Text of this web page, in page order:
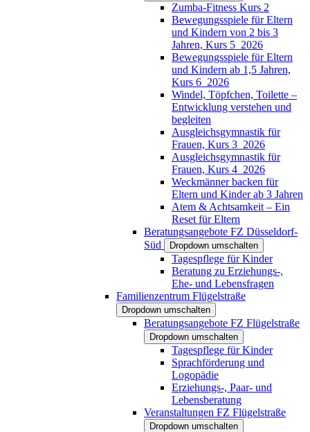
Zumba-Fitness Kurs 2
Bewegungsspiele für Eltern
und Kindern von 2 bis 3
Jahren, Kurs 5_2026
Bewegungsspiele für Eltern
und Kindern ab 1,5 Jahren,
Kurs 6_2026
Windel, Töpfchen, Toilette –
Entwicklung verstehen und
begleiten
Ausgleichsgymnastik für
Frauen, Kurs 3_2026
Ausgleichsgymnastik für
Frauen, Kurs 4_2026
Weckmänner backen für
Eltern und Kinder ab 3 Jahren
Atem & Achtsamkeit – Ein
Reset für Eltern
Beratungsangebote FZ Düsseldorf-
Süd
Dropdown umschalten
Tagespflege für Kinder
Beratung zu Erziehungs-,
Ehe- und Lebensfragen
Familienzentrum Flügelstraße
Dropdown umschalten
Beratungsangebote FZ Flügelstraße
Dropdown umschalten
Tagespflege für Kinder
Sprachförderung und
Logopädie
Erziehungs-, Paar- und
Lebensberatung
Veranstaltungen FZ Flügelstraße
Dropdown umschalten